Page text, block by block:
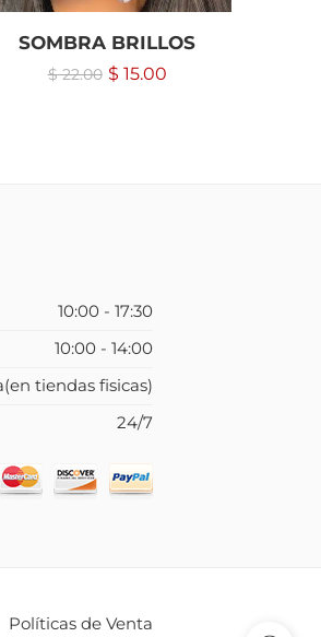
SOMBRA BRILLOS
$22.00 $ 15.00
10:00 - 17:30
10:00 - 14:00
tiendas fisicas)
24/7
Políticas de Venta